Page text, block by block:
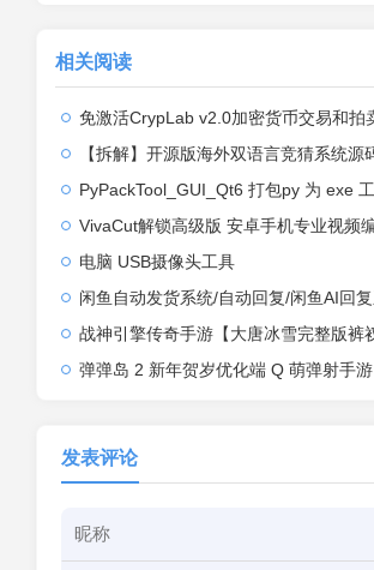
相关阅读
免激活CrypLab v2.0加密货币交易和拍卖系统源码，前台新增
【拆解】开源版海外双语言竞猜系统源
PyPackTool_GUI_Qt6 打包py 为 exe
VivaCut解锁高级版 安卓手机专业视频编辑神器
电脑 USB摄像头工具
闲鱼自动发货系统/自动回复/闲鱼AI回
战神引擎传奇手游【大唐冰雪完整版裤衩7.0免授权】2026整理特色服务端+寒冬之城+万象古城+天
弹弹岛 2 新年贺岁优化端 Q 萌弹射手游 一键单机端 + Linux 手工端 + GM 后
发表评论